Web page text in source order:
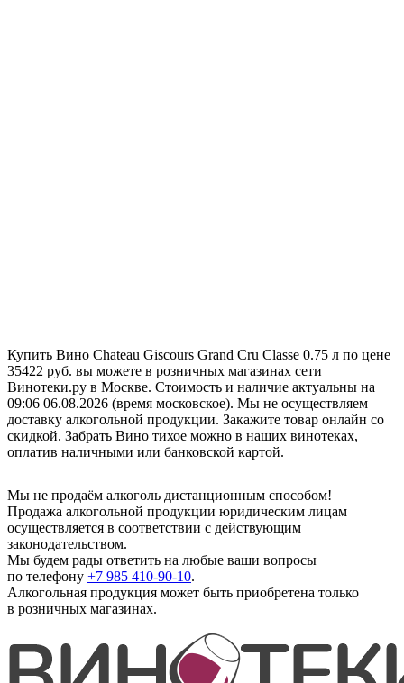
Купить Вино Chateau Giscours Grand Cru Сlasse 0.75 л по цене
35422 руб. вы можете в розничных магазинах сети
Винотеки.ру в Москве. Стоимость и наличие актуальны на
09:06 06.08.2026 (время московское). Мы не осуществляем
доставку алкогольной продукции. Закажите товар онлайн со
скидкой. Забрать Вино тихое можно в наших винотеках,
оплатив наличными или банковской картой.
Мы не продаём алкоголь дистанционным способом!
Продажа алкогольной продукции юридическим лицам
осуществляется в соответствии с действующим
законодательством.
Мы будем рады ответить на любые ваши вопросы
по телефону +7 985 410-90-10.
Алкогольная продукция может быть приобретена только
в розничных магазинах.